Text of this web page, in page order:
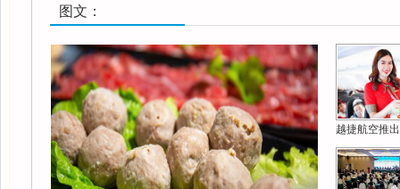
图文：
越捷航空推